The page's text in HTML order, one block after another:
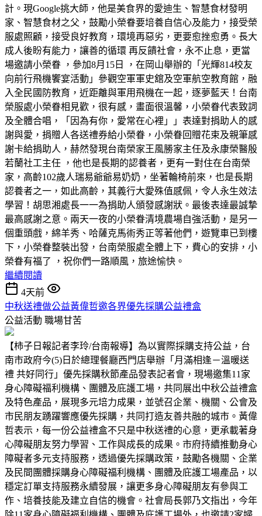
計。現Google挑大師，他是美食界的愛迪生、智慧食材發明
家、智慧食材之父，鼓勵小榮眷要培養自信心及能力，接受榮
服處照顧，接受良好教育，環境再惡劣，更要愈挫愈勇。長大
成人後盼有能力，讓善的循環 再反饋社會，永不止息，更當
場邀請小榮眷 ，參加8月15日 ，在岡山舉辦的「光輝814校友
向前行飛機饗宴活動」參觀空軍軍史舘及空軍航空教育館，融
入全民國防教育，近距離與軍用飛機在一起，逐夢藍天！台南
榮服處小榮眷相見歡，很有感，畫面很溫馨，小榮眷代表致詞
及全體合唱，「因為有你，愛常在心裡」」表達對捐助人的感
謝與愛，捐贈人各送禮券給小榮眷，小榮眷回贈花束及親筆感
謝卡給捐助人，赫然發現台南榮家王風勝家主任及永康榮醫殷
若蘭社工主任 ，他也是長期的認養者，更有一對住在台南榮
家，高齡102歲人瑞易爺爺易奶奶，坐著輪椅前來，也是長期
認養者之一，如此高齡，其義行大愛殊值感佩，令人永生效法
學習！胡思湘處長一一為捐助人頒發感謝狀。最後表達最誠摯
最高感謝之意。兩天一夜的小榮眷清境農場自強活動，是另一
個重頭戲，綿羊秀、哈薩克馬術秀正等著他們，遊覽車已到樓
下，小榮眷整裝出發，台南榮服處全體上下，費心的安排，小
榮眷有福了 ，祝你們一路順風，旅途愉快。
繼續閱讀
4天前
中秋送禮做公益黃偉哲邀各界優先採購公益禮盒
公益活動 職場甘苦
【柿子日報記者李玲/台南報導】為以實際採購支持公益，台
南市政府今(5)日於總理餐廳西門店舉辦「月滿相逢－溫暖送
禮 共好同行」優先採購秋節產品發表記者會，現場邀集11家
身心障礙福利機構、團體及庇護工場，共同展出中秋公益禮盒
及特色產品，展現多元培力成果，並號召企業、機關、公會及
市民朋友踴躍響應優先採購，共同打造友善共融的城市。黃偉
哲表示，每一份公益禮盒不只是中秋送禮的心意，更承載著身
心障礙朋友努力學習、工作與成長的成果。市府持續推動身心
障礙者多元支持服務，透過優先採購政策，鼓勵各機關、企業
及民間團體採購身心障礙福利機構、團體及庇護工場產品，以
穩定訂單支持服務永續發展，讓更多身心障礙朋友有參與工
作、培養技能及建立自信的機會。社會局長郭乃文指出，今年